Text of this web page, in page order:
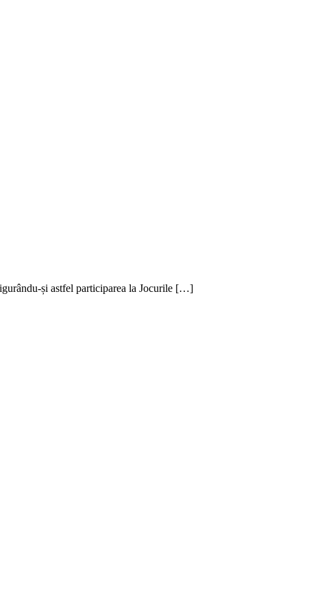
și astfel participarea la Jocurile […]